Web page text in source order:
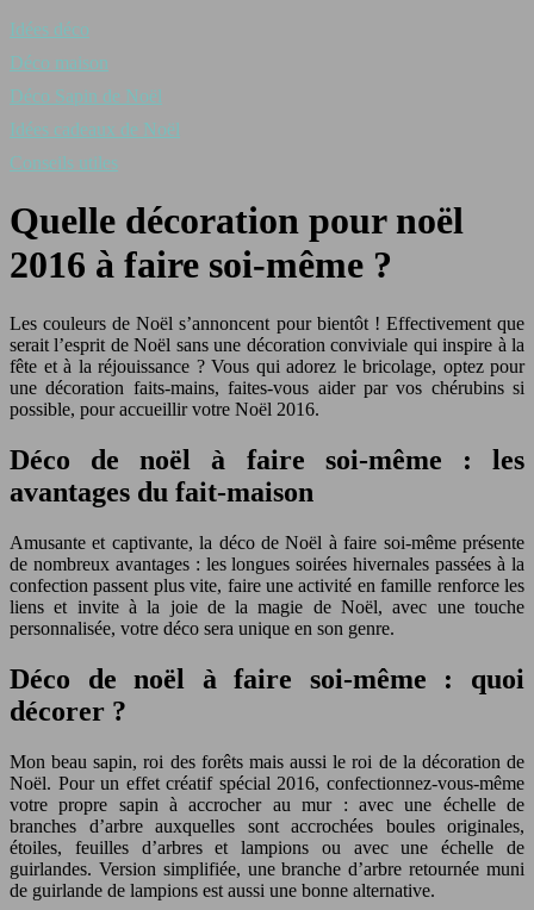
Idées déco
Déco maison
Déco Sapin de Noël
Idées cadeaux de Noël
Conseils utiles
Quelle décoration pour noël
2016 à faire soi-même ?
Les couleurs de Noël s’annoncent pour bientôt ! Effectivement que
serait l’esprit de Noël sans une décoration conviviale qui inspire à la
fête et à la réjouissance ? Vous qui adorez le bricolage, optez pour
une décoration faits-mains, faites-vous aider par vos chérubins si
possible, pour accueillir votre Noël 2016.
Déco de noël à faire soi-même : les
avantages du fait-maison
Amusante et captivante, la déco de Noël à faire soi-même présente
de nombreux avantages : les longues soirées hivernales passées à la
confection passent plus vite, faire une activité en famille renforce les
liens et invite à la joie de la magie de Noël, avec une touche
personnalisée, votre déco sera unique en son genre.
Déco de noël à faire soi-même : quoi
décorer ?
Mon beau sapin, roi des forêts mais aussi le roi de la décoration de
Noël. Pour un effet créatif spécial 2016, confectionnez-vous-même
votre propre sapin à accrocher au mur : avec une échelle de
branches d’arbre auxquelles sont accrochées boules originales,
étoiles, feuilles d’arbres et lampions ou avec une échelle de
guirlandes. Version simplifiée, une branche d’arbre retournée muni
de guirlande de lampions est aussi une bonne alternative.